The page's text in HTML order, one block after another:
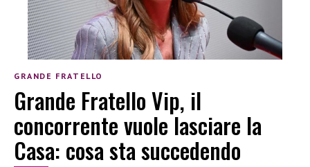
GRANDE FRATELLO
Grande Fratello Vip, il
concorrente vuole lasciare la
Casa: cosa sta succedendo